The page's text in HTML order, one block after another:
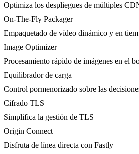
Optimiza los despliegues de múltiples
On-The-Fly Packager
Empaquetado de vídeo dinámico y en
Image Optimizer
Procesamiento rápido de imágenes en el
Equilibrador de carga
Control pormenorizado sobre las
Cifrado TLS
Simplifica la gestión de TLS
Origin Connect
Disfruta de línea directa con Fastly